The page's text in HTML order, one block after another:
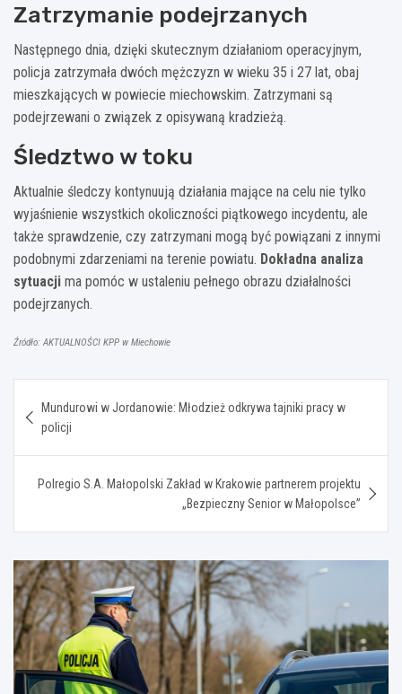
Zatrzymanie podejrzanych
Następnego dnia, dzięki skutecznym działaniom operacyjnym,
policja zatrzymała dwóch mężczyzn w wieku 35 i 27 lat, obaj
mieszkających w powiecie miechowskim. Zatrzymani są
podejrzewani o związek z opisywaną kradzieżą.
Śledztwo w toku
Aktualnie śledczy kontynuują działania mające na celu nie tylko
wyjaśnienie wszystkich okoliczności piątkowego incydentu, ale
także sprawdzenie, czy zatrzymani mogą być powiązani z innymi
podobnymi zdarzeniami na terenie powiatu. Dokładna analiza
sytuacji ma pomóc w ustaleniu pełnego obrazu działalności
podejrzanych.
Źródło: AKTUALNOŚCI KPP w Miechowie
wpisu
Mundurowi w Jordanowie: Młodzież odkrywa tajniki pracy w
policji
Polregio S.A. Małopolski Zakład w Krakowie partnerem projektu
„Bezpieczny Senior w Małopolsce”